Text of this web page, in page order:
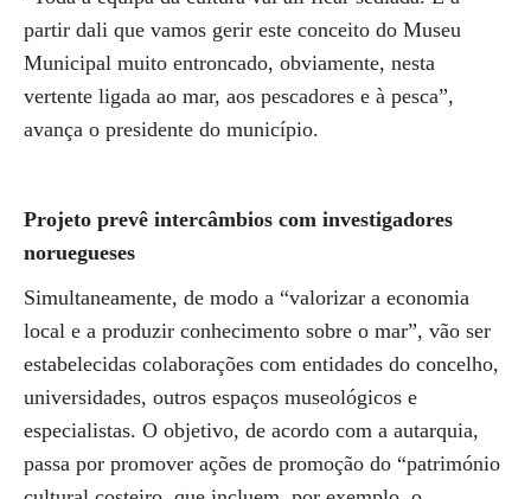
partir dali que vamos gerir este conceito do Museu
Municipal muito entroncado, obviamente, nesta
vertente ligada ao mar, aos pescadores e à pesca”,
avança o presidente do município.
Projeto prevê intercâmbios com investigadores
noruegueses
Simultaneamente, de modo a “valorizar a economia
local e a produzir conhecimento sobre o mar”, vão ser
estabelecidas colaborações com entidades do concelho,
universidades, outros espaços museológicos e
especialistas. O objetivo, de acordo com a autarquia,
passa por promover ações de promoção do “património